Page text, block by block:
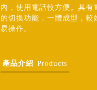
內，使用電話較方便。具有
的切換功能，一體成型，較
易操作。
產品介紹 Products